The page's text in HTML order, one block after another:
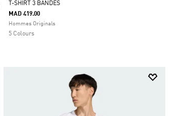
Selected
T-SHIRT 3 BANDES
MAD 419.00
Hommes Originals
5 Colours